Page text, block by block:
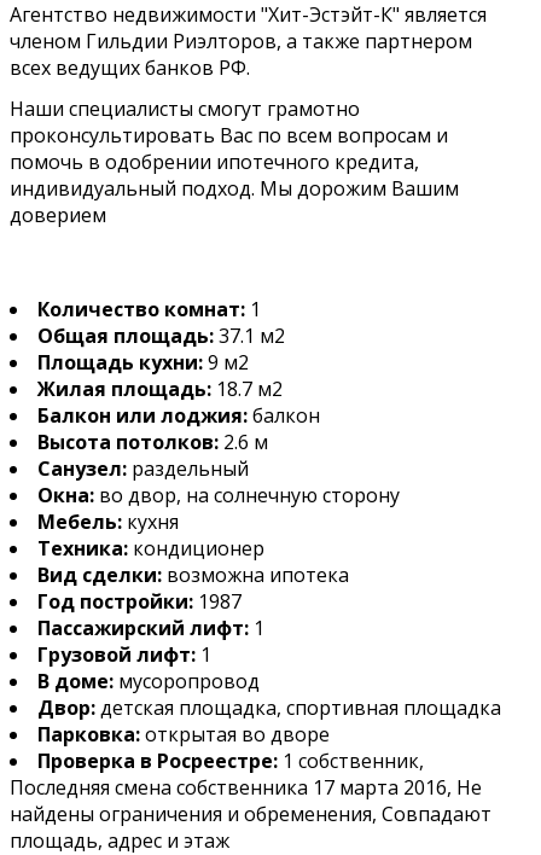
Агентство недвижимости "Хит-Эстэйт-К" является
членом Гильдии Риэлторов, а также партнером
всех ведущих банков РФ.
Наши специалисты смогут грамотно
проконсультировать Вас по всем вопросам и
помочь в одобрении ипотечного кредита,
индивидуальный подход. Мы дорожим Вашим
доверием
Количество комнат: 1
Общая площадь:37.1 м2
Площадь кухни:9 м2
Жилая площадь: 18.7 м2
Балкон или лоджия:балкон
Высота потолков: 2.6 м
Санузел: раздельный
Окна: во двор, на солнечную сторону
Мебель: кухня
Техника: кондиционер
Вид сделки: возможна ипотека
Год постройки: 1987
Пассажирский лифт: 1
Грузовой лифт: 1
В доме: мусоропровод
Двор:детская площадка, спортивная площадка
Парковка:открытая во дворе
Проверка в Росреестре: 1 собственник,
Последняя смена собственника 17 марта 2016, Не
найдены ограничения и обременения, Совпадают
площадь, адрес и этаж